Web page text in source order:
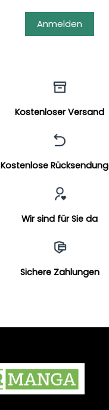
Anmelden
Kostenloser Versand
Kostenlose
Wir sind für Sie da
Sichere Zahlungen